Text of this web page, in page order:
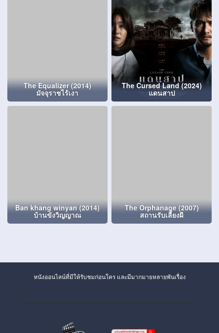
The Equalizer (2014)
มัจจุราชไร้เงา
The Cursed Land (2024)
แดนสาป
Ban khang winyan (2014)
บ้านขังวิญญาณ
The Orphanage (2007)
สถานรับเลี้ยงผี
หนังออนไลน์ที่มีให้รับชมก่อนใคร และมีมากมายหลายพันเรื่อง